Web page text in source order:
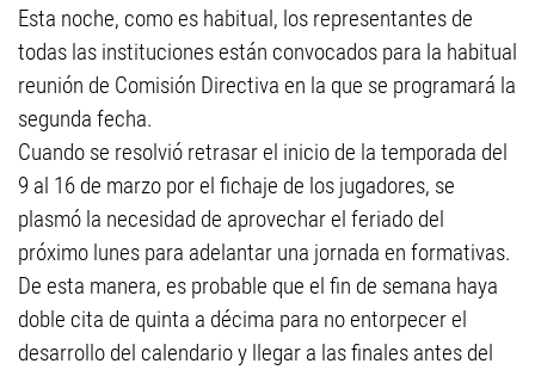
Esta noche, como es habitual, los representantes de
todas las instituciones están convocados para la habitual
reunión de Comisión Directiva en la que se programará la
segunda fecha.
Cuando se resolvió retrasar el inicio de la temporada del
9 al 16 de marzo por el fichaje de los jugadores, se
plasmó la necesidad de aprovechar el feriado del
próximo lunes para adelantar una jornada en formativas.
De esta manera, es probable que el fin de semana haya
doble cita de quinta a décima para no entorpecer el
desarrollo del calendario y llegar a las finales antes del